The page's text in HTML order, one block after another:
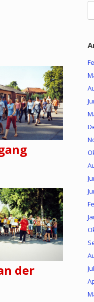
der